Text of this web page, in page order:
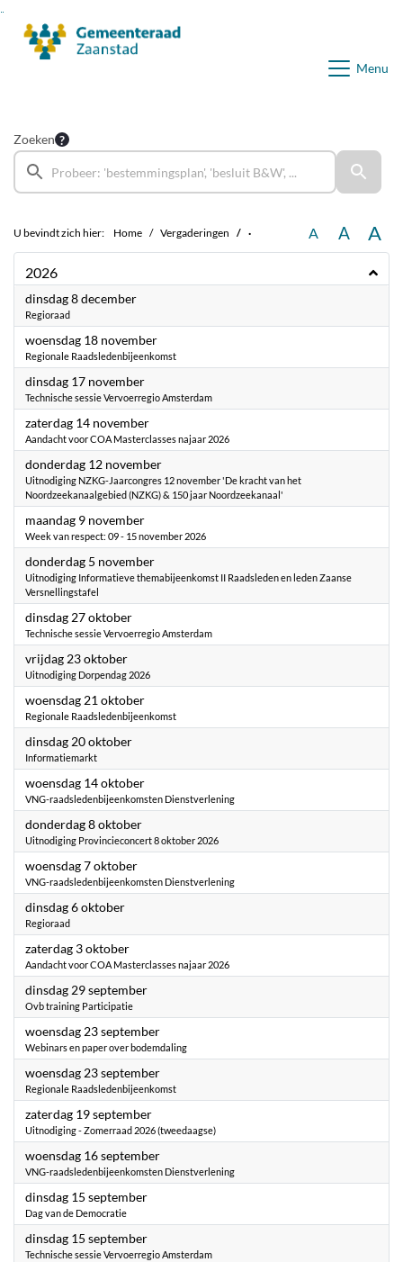
Menu
Zoeken
U bevindt zich hier: Home Vergaderingen · A A A
2026
dinsdag 8 december2026
Regioraad
woensdag 18 november2026
Regionale Raadsledenbijeenkomst
dinsdag 17 november2026
Technische sessie Vervoerregio Amsterdam
zaterdag 14 november2026
Aandacht voor COA Masterclasses najaar 2026
donderdag 12 november2026
Uitnodiging NZKG-Jaarcongres 12 november 'De kracht van het
Noordzeekanaalgebied (NZKG) & 150 jaar Noordzeekanaal'
maandag 9 november2026
Week van respect: 09 - 15 november 2026
donderdag 5 november2026
Uitnodiging Informatieve themabijeenkomst II Raadsleden en leden Zaanse
Versnellingstafel
dinsdag 27 oktober2026
Technische sessie Vervoerregio Amsterdam
vrijdag 23 oktober2026
Uitnodiging Dorpendag 2026
woensdag 21 oktober2026
Regionale Raadsledenbijeenkomst
dinsdag 20 oktober2026
Informatiemarkt
woensdag 14 oktober2026
VNG-raadsledenbijeenkomsten Dienstverlening
donderdag 8 oktober2026
Uitnodiging Provincieconcert 8 oktober 2026
woensdag 7 oktober2026
VNG-raadsledenbijeenkomsten Dienstverlening
dinsdag 6 oktober2026
Regioraad
zaterdag 3 oktober2026
Aandacht voor COA Masterclasses najaar 2026
dinsdag 29 september2026
Ovb training Participatie
woensdag 23 september2026
Webinars en paper over bodemdaling
woensdag 23 september2026
Regionale Raadsledenbijeenkomst
zaterdag 19 september2026
Uitnodiging - Zomerraad 2026 (tweedaagse)
woensdag 16 september2026
VNG-raadsledenbijeenkomsten Dienstverlening
dinsdag 15 september2026
Dag van de Democratie
dinsdag 15 september2026
Technische sessie Vervoerregio Amsterdam